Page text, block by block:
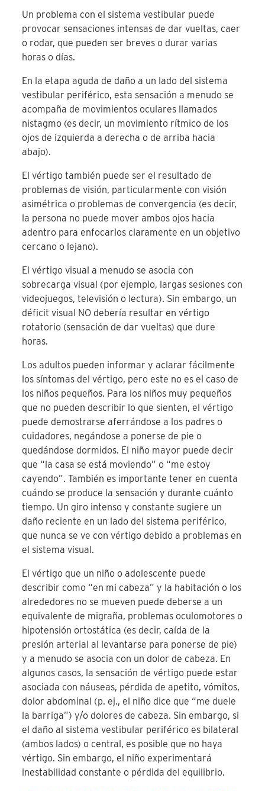
Un problema con el sistema vestibular puede
provocar sensaciones intensas de dar vueltas, caer
o rodar, que pueden ser breves o durar varias
horas o días.
En la etapa aguda de daño a un lado del sistema
vestibular periférico, esta sensación a menudo se
acompaña de movimientos oculares llamados
nistagmo (es decir, un movimiento rítmico de los
ojos de izquierda a derecha o de arriba hacia
abajo).
El vértigo también puede ser el resultado de
problemas de visión, particularmente con visión
asimétrica o problemas de convergencia (es decir,
la persona no puede mover ambos ojos hacia
adentro para enfocarlos claramente en un objetivo
cercano o lejano).
El vértigo visual a menudo se asocia con
sobrecarga visual (por ejemplo, largas sesiones con
videojuegos, televisión o lectura). Sin embargo, un
déficit visual NO debería resultar en vértigo
rotatorio (sensación de dar vueltas) que dure
horas.
Los adultos pueden informar y aclarar fácilmente
los síntomas del vértigo, pero este no es el caso de
los niños pequeños. Para los niños muy pequeños
que no pueden describir lo que sienten, el vértigo
puede demostrarse aferrándose a los padres o
cuidadores, negándose a ponerse de pie o
quedándose dormidos. El niño mayor puede decir
que “la casa se está moviendo” o “me estoy
cayendo”. También es importante tener en cuenta
cuándo se produce la sensación y durante cuánto
tiempo. Un giro intenso y constante sugiere un
daño reciente en un lado del sistema periférico,
que nunca se ve con vértigo debido a problemas en
el sistema visual.
El vértigo que un niño o adolescente puede
describir como “en mi cabeza” y la habitación o los
alrededores no se mueven puede deberse a un
equivalente de migraña, problemas oculomotores o
hipotensión ortostática (es decir, caída de la
presión arterial al levantarse para ponerse de pie)
y a menudo se asocia con un dolor de cabeza. En
algunos casos, la sensación de vértigo puede estar
asociada con náuseas, pérdida de apetito, vómitos,
dolor abdominal (p. ej., el niño dice que “me duele
la barriga”) y/o dolores de cabeza. Sin embargo, si
el daño al sistema vestibular periférico es bilateral
(ambos lados) o central, es posible que no haya
vértigo. Sin embargo, el niño experimentará
inestabilidad constante o pérdida del equilibrio.